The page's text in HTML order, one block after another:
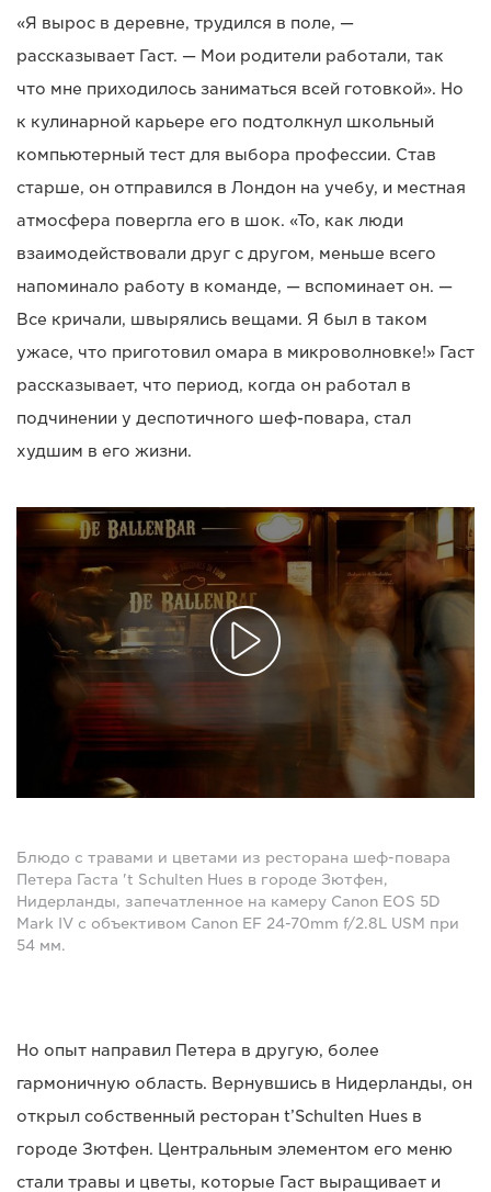
«Я вырос в деревне, трудился в поле, —
рассказывает Гаст. — Мои родители работали, так
что мне приходилось заниматься всей готовкой». Но
к кулинарной карьере его подтолкнул школьный
компьютерный тест для выбора профессии. Став
старше, он отправился в Лондон на учебу, и местная
атмосфера повергла его в шок. «То, как люди
взаимодействовали друг с другом, меньше всего
напоминало работу в команде, — вспоминает он. —
Все кричали, швырялись вещами. Я был в таком
ужасе, что приготовил омара в микроволновке!» Гаст
рассказывает, что период, когда он работал в
подчинении у деспотичного шеф-повара, стал
худшим в его жизни.
Блюдо с травами и цветами из ресторана шеф-повара
Петера Гаста 't Schulten Hues в городе Зютфен,
Нидерланды, запечатленное на камеру Canon EOS 5D
Mark IV с объективом Canon EF 24-70mm f/2.8L USM при
54 мм.
Но опыт направил Петера в другую, более
гармоничную область. Вернувшись в Нидерланды, он
открыл собственный ресторан t’Schulten Hues в
городе Зютфен. Центральным элементом его меню
стали травы и цветы, которые Гаст выращивает и